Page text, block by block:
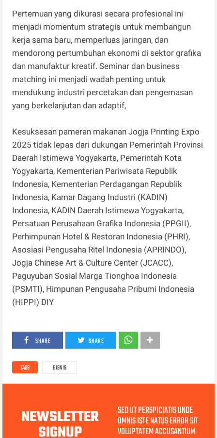
Pertemuan yang dikurasi secara profesional ini
menjadi momentum strategis untuk membangun
kerja sama baru, memperluas jaringan, dan
mendorong pertumbuhan ekonomi di sektor grafika
dan manufaktur kreatif. Seminar dan business
matching ini menjadi wadah penting untuk
mendukung industri percetakan dan pengemasan
yang berkelanjutan dan adaptif,
Kesuksesan pameran makanan Jogja Printing Expo
2025 tidak lepas dari dukungan Pemerintah Provinsi
Daerah Istimewa Yogyakarta, Pemerintah Kota
Yogyakarta, Kementerian Pariwisata Republik
Indonesia, Kementerian Perdagangan Republik
Indonesia, Kamar Dagang Industri (KADIN)
Indonesia, KADIN Daerah Istimewa Yogyakarta,
Persatuan Perusahaan Grafika Indonesia (PPGII),
Perhimpunan Hotel & Restoran Indonesia (PHRI),
Asosiasi Pengusaha Ritel Indonesia (APRINDO),
Jogja Chinese Art & Culture Center (JCACC),
Paguyuban Sosial Marga Tionghoa Indonesia
(PSMTI), Himpunan Pengusaha Pribumi Indonesia
(HIPPI) DIY
SHARE SHARE
TAGS BISNIS
NEWSLETTER
SIGNUP
SED UT PERSPICIATIS UNDE
OMNIS ISTE NATUS ERROR SIT
VOLUPTATEM ACCUSANTIUM